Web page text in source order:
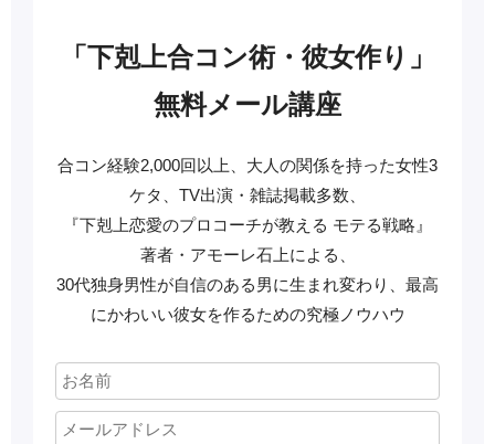
「下剋上合コン術・彼女作り」
無料メール講座
合コン経験2,000回以上、大人の関係を持った女性3
ケタ、TV出演・雑誌掲載多数、
『下剋上恋愛のプロコーチが教える モテる戦略』
著者・アモーレ石上による、
30代独身男性が自信のある男に生まれ変わり、最高
にかわいい彼女を作るための究極ノウハウ